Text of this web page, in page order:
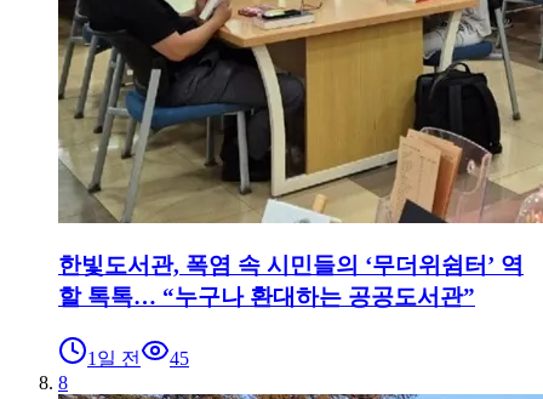
한빛도서관, 폭염 속 시민들의 ‘무더위쉼터’ 역
할 톡톡… “누구나 환대하는 공공도서관”
1일 전
45
8